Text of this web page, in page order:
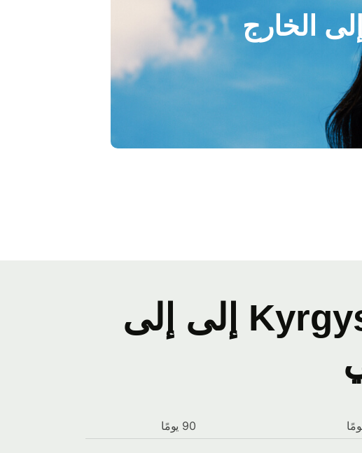
الخارج
سجل أسعار صرف Kyrgystani som إلى إلى
90 يومًا